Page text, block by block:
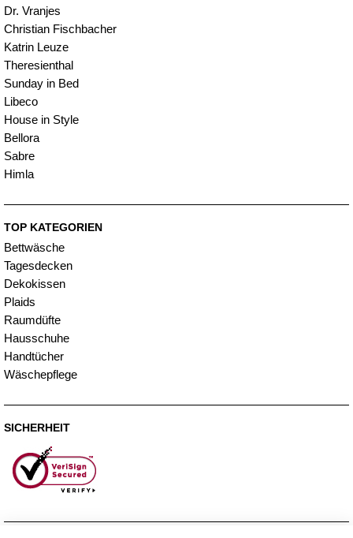
Dr. Vranjes
Christian Fischbacher
Katrin Leuze
Theresienthal
Sunday in Bed
Libeco
House in Style
Bellora
Sabre
Himla
TOP KATEGORIEN
Bettwäsche
Tagesdecken
Dekokissen
Plaids
Raumdüfte
Hausschuhe
Handtücher
Wäschepflege
SICHERHEIT